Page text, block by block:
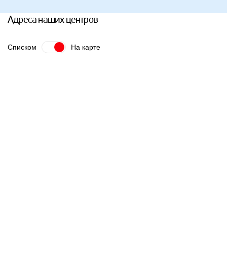
Адреса наших центров
Списком На карте